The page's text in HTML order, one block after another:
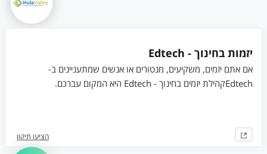
יזמות בחינוך - Edtech
אם אתם יזמים, משקיעים, מנטורים או אנשים שמתעניינים ב-
Edtechקהילת יזמים בחינוך - Edtech היא המקום עברכם.
הציעו תיקון